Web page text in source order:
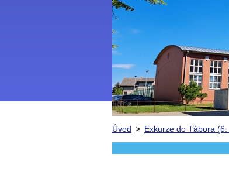
Úvod > Exkurze do Tábora (6.